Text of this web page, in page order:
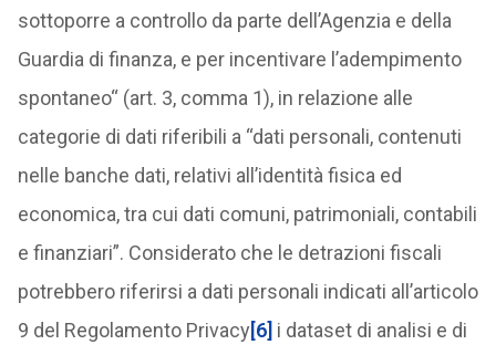
sottoporre a controllo da parte dell’Agenzia e della
Guardia di finanza, e per incentivare l’adempimento
spontaneo“ (art. 3, comma 1), in relazione alle
categorie di dati riferibili a “dati personali, contenuti
nelle banche dati, relativi all’identità fisica ed
economica, tra cui dati comuni, patrimoniali, contabili
e finanziari”. Considerato che le detrazioni fiscali
potrebbero riferirsi a dati personali indicati all’articolo
9 del Regolamento Privacy[6] i dataset di analisi e di